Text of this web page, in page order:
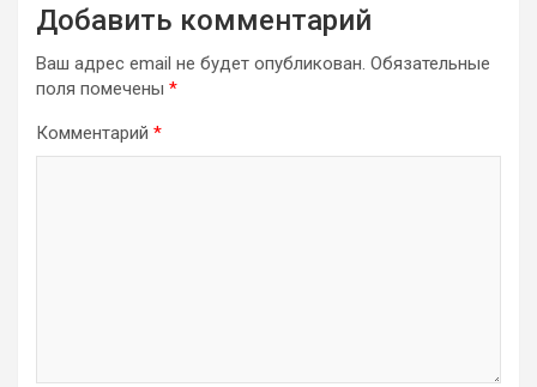
Добавить комментарий
Ваш адрес email не будет опубликован. Обязательные
поля помечены *
Комментарий *